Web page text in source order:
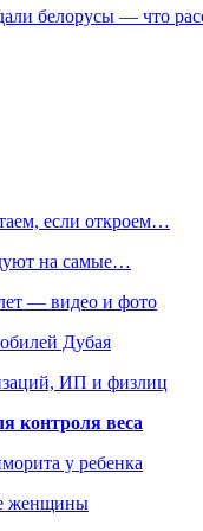
белорусы — что
если откроем…
на самые…
— видео и фото
Дубая
ИП и физлиц
контроля веса
у ребенка
женщины